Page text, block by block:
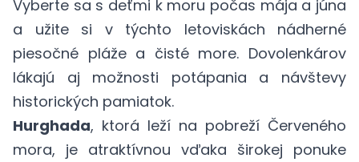
Vyberte sa s deťmi k moru počas mája a júna
a užite si v týchto letoviskách nádherné
piesočné pláže a čisté more. Dovolenkárov
lákajú aj možnosti potápania a návštevy
historických pamiatok.
Hurghada, ktorá leží na pobreží Červeného
mora, je atraktívnou vďaka širokej ponuke